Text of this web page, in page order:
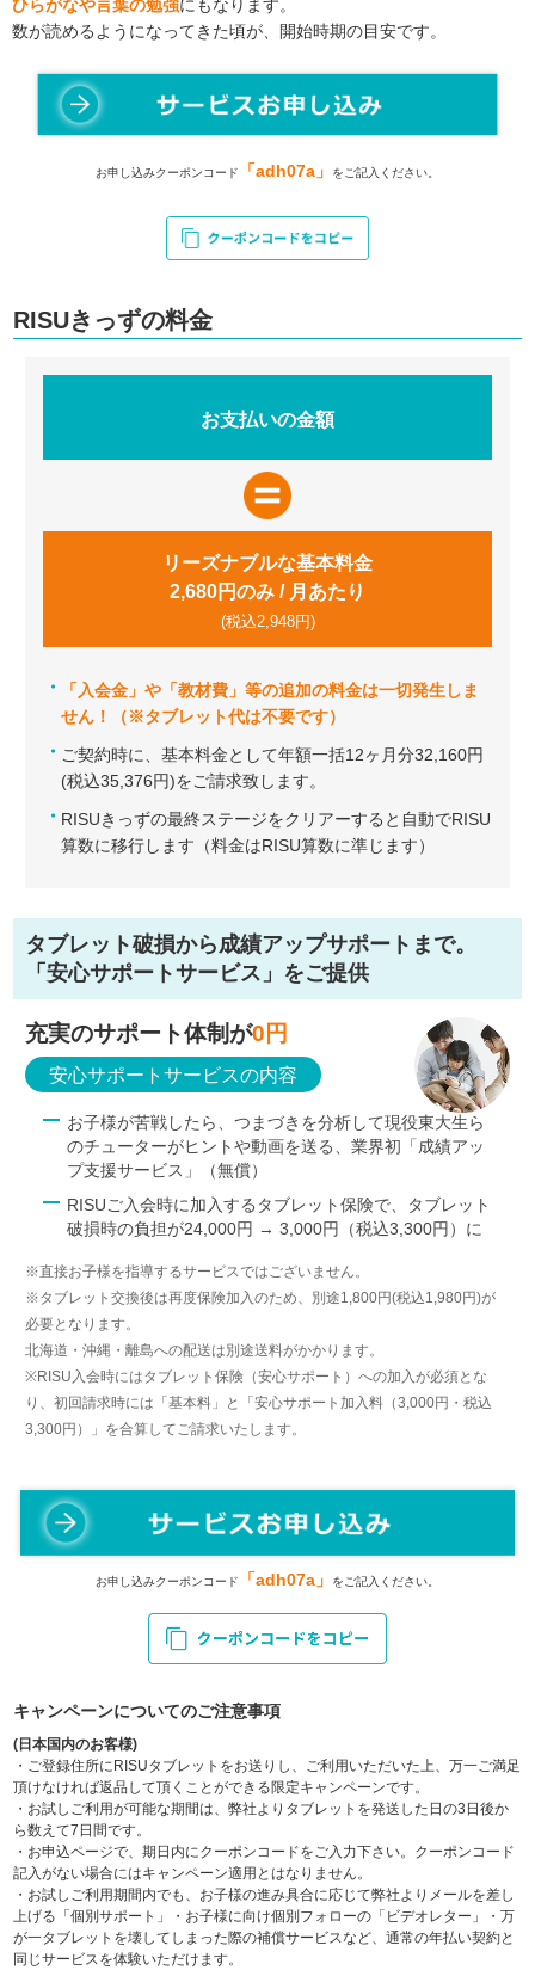
ひらがなや言葉の勉強にもなります。
数が読めるようになってきた頃が、開始時期の目安です。
お申し込みクーポンコード 「adh07a」 をご記入ください。
RISUきっずの料金
お支払いの金額
リーズナブルな基本料金
2,680円のみ / 月あたり
(税込2,948円)
「入会金」や「教材費」等の追加の料金は一切発生しま
せん！（※タブレット代は不要です）
ご契約時に、基本料金として年額一括12ヶ月分32,160円
(税込35,376円)をご請求致します。
RISUきっずの最終ステージをクリアーすると自動でRISU
算数に移行します（料金はRISU算数に準じます）
タブレット破損から成績アップサポートまで。
「安心サポートサービス」をご提供
充実のサポート体制が0 円
安心サポートサービスの内容
お子様が苦戦したら、つまづきを分析して現役東大生ら
のチューターがヒントや動画を送る、業界初「成績アッ
プ支援サービス」（無償）
RISUご入会時に加入するタブレット保険で、タブレット
破損時の負担が24,000円 → 3,000円（税込3,300円）に
※直接お子様を指導するサービスではございません。
※タブレット交換後は再度保険加入のため、別途1,800円(税込1,980円)が
必要となります。
北海道・沖縄・離島への配送は別途送料がかかります。
※RISU入会時にはタブレット保険（安心サポート）への加入が必須とな
り、初回請求時には「基本料」と「安心サポート加入料（3,000円・税込
3,300円）」を合算してご請求いたします。
お申し込みクーポンコード 「adh07a」 をご記入ください。
キャンペーンについてのご注意事項
(日本国内のお客様)
・ご登録住所にRISUタブレットをお送りし、ご利用いただいた上、万一ご満足
頂けなければ返品して頂くことができる限定キャンペーンです。
・お試しご利用が可能な期間は、弊社よりタブレットを発送した日の3日後か
ら数えて7日間です。
・お申込ページで、期日内にクーポンコードをご入力下さい。クーポンコード
記入がない場合にはキャンペーン適用とはなりません。
・お試しご利用期間内でも、お子様の進み具合に応じて弊社よりメールを差し
上げる「個別サポート」・お子様に向け個別フォローの「ビデオレター」・万
が一タブレットを壊してしまった際の補償サービスなど、通常の年払い契約と
同じサービスを体験いただけます。